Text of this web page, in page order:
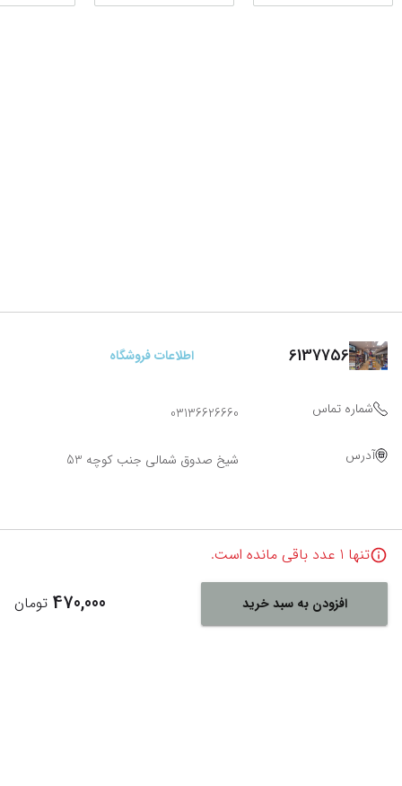
تنها 1 عدد باقی مانده است.
افزودن به سبد خرید 470,000 تومان
6137756 اطلاعات فروشگاه
شماره تماس 03136626660
آدرس شیخ صدوق شمالی جنب کوچه 53